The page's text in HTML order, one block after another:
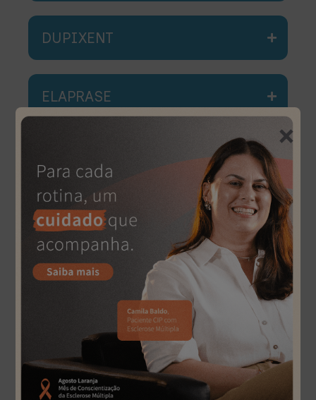
DUPIXENT
ELAPRASE
ERELZI
FASENRA
GIVILARI
HYRIMOZ
×